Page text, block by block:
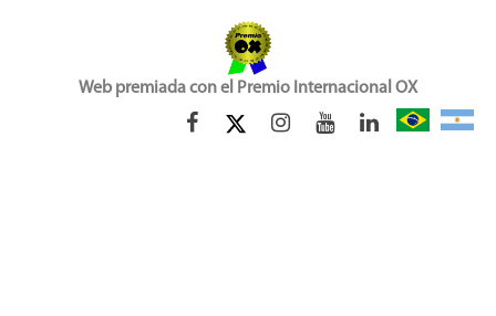
Web premiada con el Premio Internacional OX